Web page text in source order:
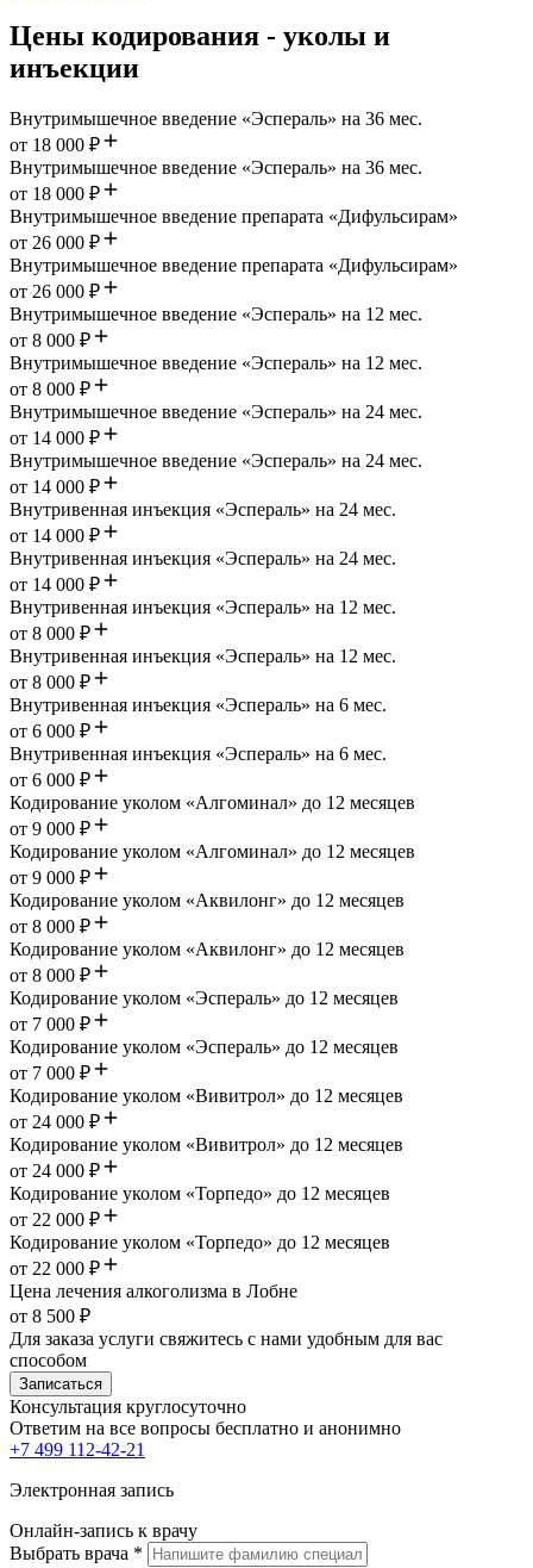
Цены кодирования - уколы и
инъекции
Внутримышечное введение «Эспераль» на 36 мес.
от 18 000 ₽
Внутримышечное введение «Эспераль» на 36 мес.
от 18 000 ₽
Внутримышечное введение препарата «Дифульсирам»
от 26 000 ₽
Внутримышечное введение препарата «Дифульсирам»
от 26 000 ₽
Внутримышечное введение «Эспераль» на 12 мес.
от 8 000 ₽
Внутримышечное введение «Эспераль» на 12 мес.
от 8 000 ₽
Внутримышечное введение «Эспераль» на 24 мес.
от 14 000 ₽
Внутримышечное введение «Эспераль» на 24 мес.
от 14 000 ₽
Внутривенная инъекция «Эспераль» на 24 мес.
от 14 000 ₽
Внутривенная инъекция «Эспераль» на 24 мес.
от 14 000 ₽
Внутривенная инъекция «Эспераль» на 12 мес.
от 8 000 ₽
Внутривенная инъекция «Эспераль» на 12 мес.
от 8 000 ₽
Внутривенная инъекция «Эспераль» на 6 мес.
от 6 000 ₽
Внутривенная инъекция «Эспераль» на 6 мес.
от 6 000 ₽
Кодирование уколом «Алгоминал» до 12 месяцев
от 9 000 ₽
Кодирование уколом «Алгоминал» до 12 месяцев
от 9 000 ₽
Кодирование уколом «Аквилонг» до 12 месяцев
от 8 000 ₽
Кодирование уколом «Аквилонг» до 12 месяцев
от 8 000 ₽
Кодирование уколом «Эспераль» до 12 месяцев
от 7 000 ₽
Кодирование уколом «Эспераль» до 12 месяцев
от 7 000 ₽
Кодирование уколом «Вивитрол» до 12 месяцев
от 24 000 ₽
Кодирование уколом «Вивитрол» до 12 месяцев
от 24 000 ₽
Кодирование уколом «Торпедо» до 12 месяцев
от 22 000 ₽
Кодирование уколом «Торпедо» до 12 месяцев
от 22 000 ₽
Цена лечения алкоголизма в Лобне
от 8 500 ₽
Для заказа услуги свяжитесь с нами удобным для вас
способом
Записаться
Консультация круглосуточно
Ответим на все вопросы бесплатно и анонимно
+7 499 112-42-21
Электронная запись
Онлайн-запись к врачу
Выбрать врача *